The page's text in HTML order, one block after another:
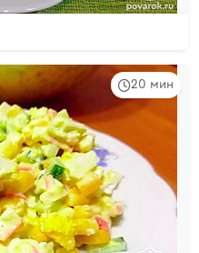
20 мин